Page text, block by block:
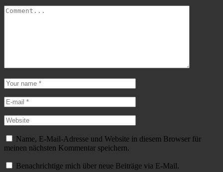
Name, E-Mail-Adresse und Website in diesem Browser für
meinen nächsten Kommentar speichern.
Benachrichtige mich über neue Beiträge via E-Mail.